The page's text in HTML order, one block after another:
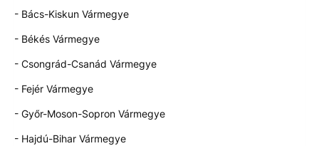
- Bács-Kiskun Vármegye
- Békés Vármegye
- Csongrád-Csanád Vármegye
- Fejér Vármegye
- Győr-Moson-Sopron Vármegye
- Hajdú-Bihar Vármegye